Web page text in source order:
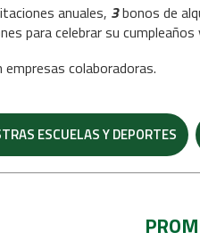
anuales, 3bonos de
para celebrar su cumpleaños
colaboradoras.
ESCUELAS Y DEPORTES